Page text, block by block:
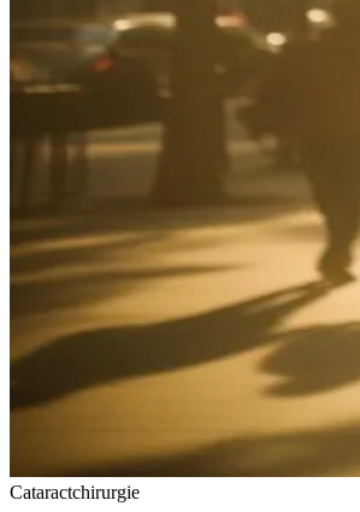
Cataractchirurgie